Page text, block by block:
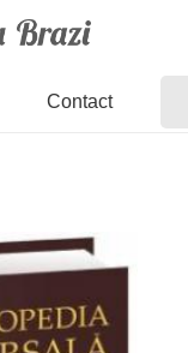
Contact